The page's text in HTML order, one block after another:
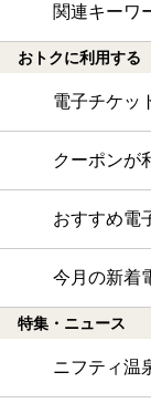
関連キーワ
おトクに利用する
電子チケッ
クーポンが
おすすめ電
今月の新着
特集・ニュース
ニフティ温